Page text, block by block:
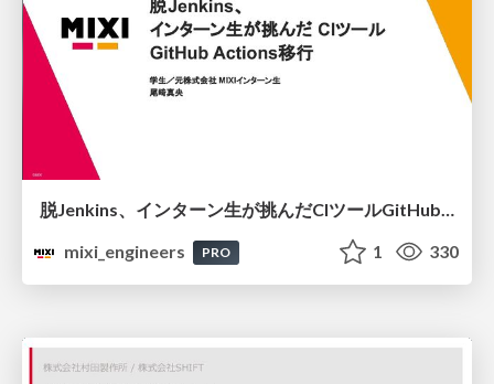
脱Jenkins、インターン生が挑んだCIツールGitHubActions移行
mixi_engineers
PRO 1 330